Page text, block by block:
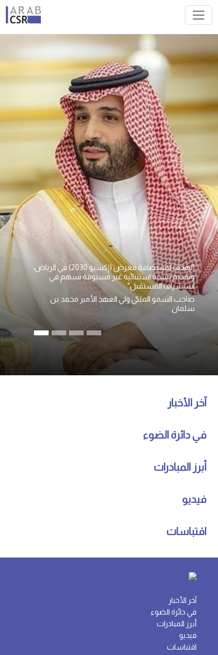
"نهدف لاستضافة معرض (إكسبو 2030) في الرياض،
وتقديم نسخة استثنائية غير مسبوقة تسهم في
استشراف المستقبل"
صاحب السمو الملكي ولي العهد الأمير محمد بن
سلمان
آخر الأخبار
في دائرة الضوء
أبرز المبادرات
فيديو
اقتباسات
آخر الأخبار
في دائرة الضوء
أبرز المبادرات
فيديو
اقتباسات